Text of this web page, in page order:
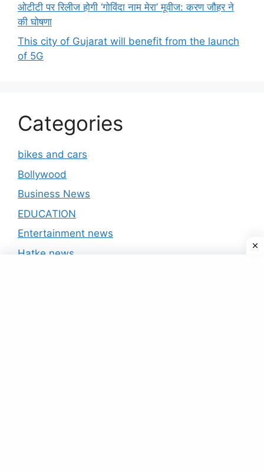
ओटीटी पर रिलीज होगी ‘गोविंदा नाम मेरा’ मूवीज: करण जौहर ने
की घोषणा
This city of Gujarat will benefit from the launch
of 5G
Categories
bikes and cars
Bollywood
Business News
EDUCATION
Entertainment news
Hatke news